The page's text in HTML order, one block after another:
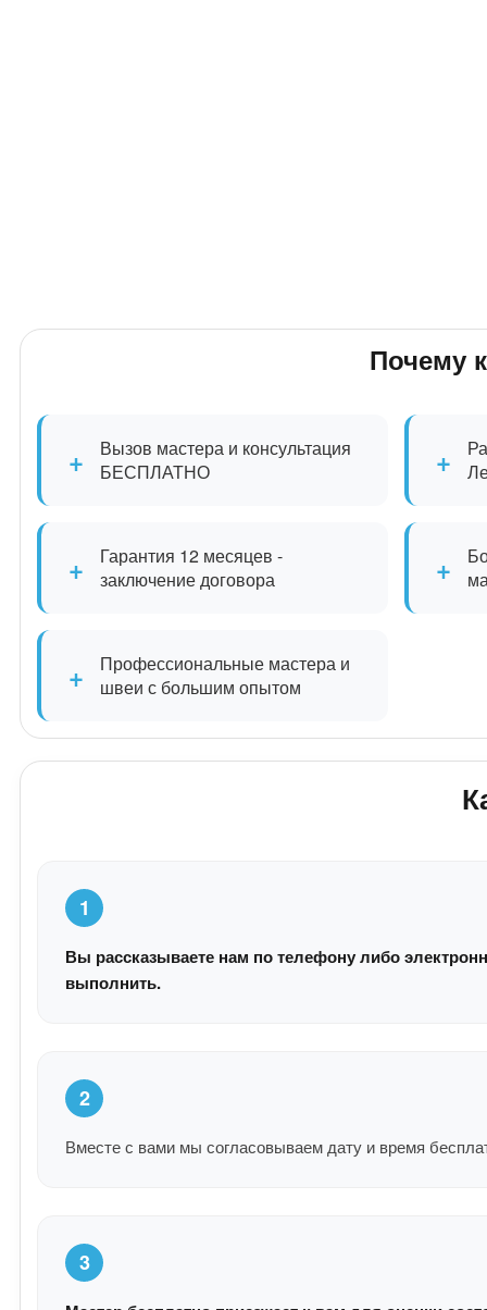
Почему
+
Вызов мастера и консультация
БЕСПЛАТНО
+
+
Гарантия 12 месяцев -
заключение договора
+
+
Профессиональные мастера и
швеи с большим опытом
1
Вы рассказываете нам по телефону либо
выполнить.
2
Вместе с вами мы согласовываем дату и время
3